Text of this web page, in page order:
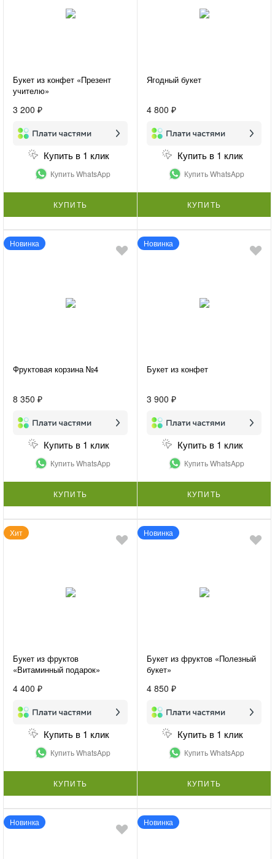
Букет из конфет «Презент
учителю»
3 200 ₽
Купить в 1 клик
Купить WhatsApp
КУПИТЬ
Ягодный букет
4 800 ₽
Купить в 1 клик
Купить WhatsApp
КУПИТЬ
Новинка
Фруктовая корзина №4
8 350 ₽
Купить в 1 клик
Купить WhatsApp
КУПИТЬ
Новинка
Букет из конфет
3 900 ₽
Купить в 1 клик
Купить WhatsApp
КУПИТЬ
Хит
Букет из фруктов
«Витаминный подарок»
4 400 ₽
Купить в 1 клик
Купить WhatsApp
КУПИТЬ
Новинка
Букет из фруктов «Полезный
букет»
4 850 ₽
Купить в 1 клик
Купить WhatsApp
КУПИТЬ
Новинка Новинка